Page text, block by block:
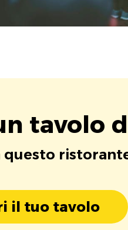
tavolo
il tuo tavolo